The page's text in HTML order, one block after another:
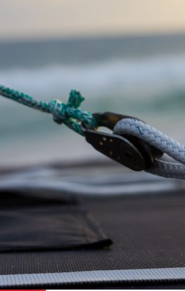
3D va faire tourner Android sur votre